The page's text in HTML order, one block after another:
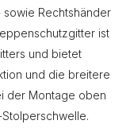
Rechtshänder
ist
und bietet
und die breitere
der Montage oben